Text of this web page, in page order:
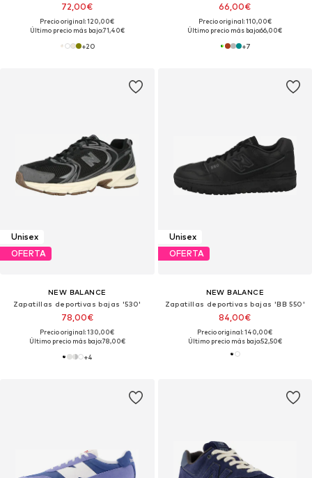
72,00€
Precio original: 120,00€
Último precio más bajo:71,40€
+20
66,00€
Precio original: 110,00€
Último precio más bajo:66,00€
+7
Unisex
OFERTA
NEW BALANCE
Zapatillas deportivas bajas '530'
78,00€
Precio original: 130,00€
Último precio más bajo:78,00€
+4
Unisex
OFERTA
NEW BALANCE
Zapatillas deportivas bajas 'BB 550'
84,00€
Precio original: 140,00€
Último precio más bajo:52,50€